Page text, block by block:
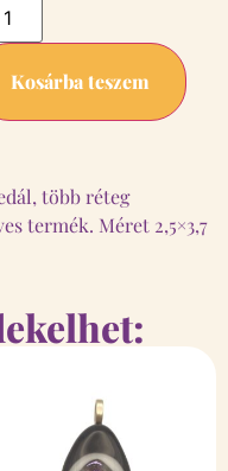
Kosárba teszem
több réteg
termék. Méret 2,5×3,7